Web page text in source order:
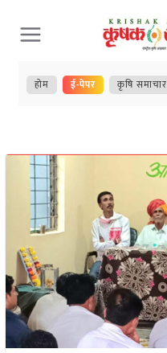
Skip
to
content
होम ई-पेपर कृषि समाचार